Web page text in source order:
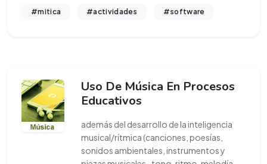
#mitica #actividades #software
Uso De Música En Procesos
Educativos
además del desarrollo de la inteligencia
musical/rítmica (canciones, poesías,
sonidos ambientales, instrumentos y